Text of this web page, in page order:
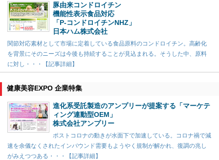
豚由来コンドロイチン
機能性表示食品対応
「P-コンドロイチンNHZ」
日本ハム株式会社
関節対応素材として市場に定着している食品原料のコンドロイチン。高齢化
を背景にそのニーズは今後も持続することが見込まれる。そうした中、原料
に対し・・・【記事詳細】
健康美容EXPO 企業特集
進化系受託製造のアンプリーが提案する「マーケテ
ィング連動型OEM」
株式会社アンプリー
ポストコロナの動きが水面下で加速している。コロナ禍で減
速を余儀なくされたインバウンド需要もようやく規制が解かれ、復調の兆し
がみえつつある・・・【記事詳細】